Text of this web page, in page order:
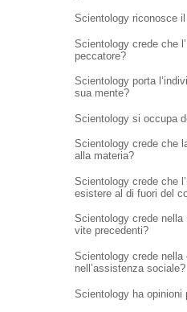
Scientology riconosce
Scientology crede che
peccatore?
Scientology porta
sua mente?
Scientology si occupa
Scientology crede che
alla materia?
Scientology crede che
esistere al di fuori del
Scientology crede nella
vite precedenti?
Scientology crede nella
nell’assistenza sociale?
Scientology ha opinioni